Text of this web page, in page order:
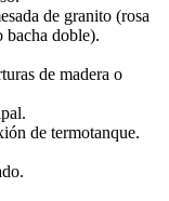
de granito (rosa
bacha doble).
de madera o
de termotanque.